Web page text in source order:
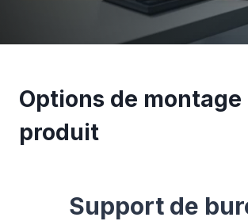
Options de montage
produit
Support de